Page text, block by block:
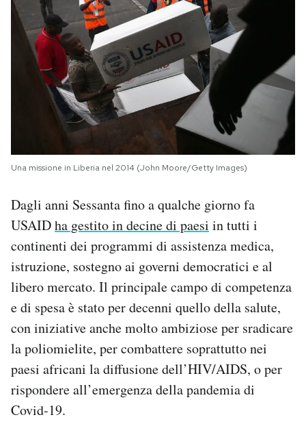
Una missione in Liberia nel 2014 (John Moore/Getty Images)
Dagli anni Sessanta fino a qualche giorno fa
USAIDha gestito in decine di paesi in tutti i
continenti dei programmi di assistenza medica,
istruzione, sostegno ai governi democratici e al
libero mercato. Il principale campo di competenza
e di spesa è stato per decenni quello della salute,
con iniziative anche molto ambiziose per sradicare
la poliomielite, per combattere soprattutto nei
paesi africani la diffusione dell’HIV/AIDS, o per
rispondere all’emergenza della pandemia di
Covid-19.